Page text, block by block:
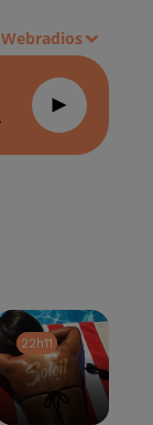
Webradios
22h11
22h11